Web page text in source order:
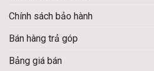
Chính sách bảo hành
Bán hàng trả góp
Bảng giá bán